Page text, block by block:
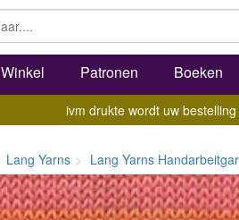
Winkel Patronen Boeken
ivm drukte wordt uw
Lang Yarns Lang Yarns